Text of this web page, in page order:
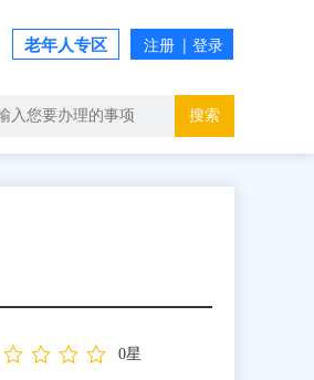
老年人专区
搜索
0星